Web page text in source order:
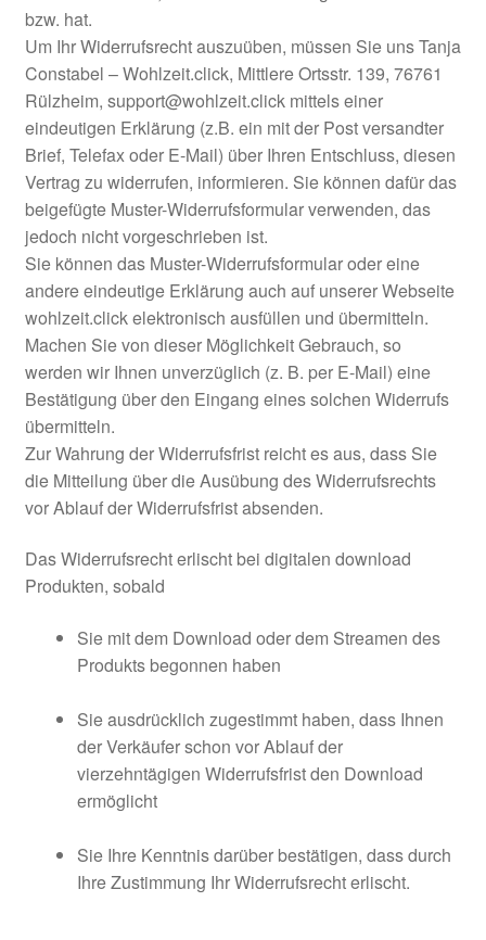
bzw. hat.
Um Ihr Widerrufsrecht auszuüben, müssen Sie uns Tanja
Constabel – Wohlzeit.click, Mittlere Ortsstr. 139, 76761
Rülzheim, support@wohlzeit.click mittels einer
eindeutigen Erklärung (z.B. ein mit der Post versandter
Brief, Telefax oder E-Mail) über Ihren Entschluss, diesen
Vertrag zu widerrufen, informieren. Sie können dafür das
beigefügte Muster-Widerrufsformular verwenden, das
jedoch nicht vorgeschrieben ist.
Sie können das Muster-Widerrufsformular oder eine
andere eindeutige Erklärung auch auf unserer Webseite
wohlzeit.click elektronisch ausfüllen und übermitteln.
Machen Sie von dieser Möglichkeit Gebrauch, so
werden wir Ihnen unverzüglich (z. B. per E-Mail) eine
Bestätigung über den Eingang eines solchen Widerrufs
übermitteln.
Zur Wahrung der Widerrufsfrist reicht es aus, dass Sie
die Mitteilung über die Ausübung des Widerrufsrechts
vor Ablauf der Widerrufsfrist absenden.
Das Widerrufsrecht erlischt bei digitalen download
Produkten, sobald
Sie mit dem Download oder dem Streamen des
Produkts begonnen haben
Sie ausdrücklich zugestimmt haben, dass Ihnen
der Verkäufer schon vor Ablauf der
vierzehntägigen Widerrufsfrist den Download
ermöglicht
Sie Ihre Kenntnis darüber bestätigen, dass durch
Ihre Zustimmung Ihr Widerrufsrecht erlischt.